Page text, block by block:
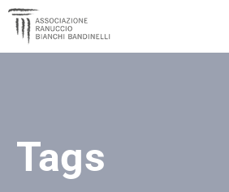
DOCUMENTI
Tags